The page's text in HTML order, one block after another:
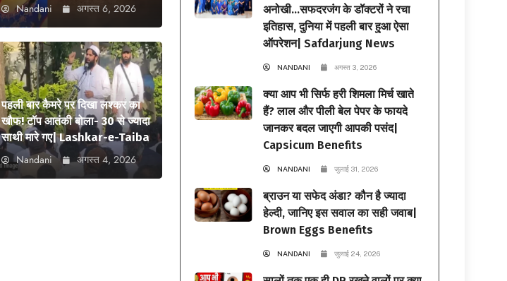
Nandani अगस्त 6, 2026
पहली बार कैमरे पर दिखा लश्कर का
खौफ! टॉप आतंकी बोला- 30 से ज्यादा
साथी मारे गए| Lashkar-e-Taiba
Nandani अगस्त 4, 2026
अनोखी…सफदरजंग के डॉक्टरों ने रचा
इतिहास, दुनिया में पहली बार हुआ ऐसा
ऑपरेशन| Safdarjung News
NANDANI अगस्त 3, 2026
क्या आप भी सिर्फ हरी शिमला मिर्च खाते
हैं? लाल और पीली बेल पेपर के फायदे
जानकर बदल जाएगी आपकी पसंद|
Capsicum Benefits
NANDANI जुलाई 31, 2026
ब्राउन या सफेद अंडा? कौन है ज्यादा
हेल्दी, जानिए इस सवाल का सही जवाब|
Brown Eggs Benefits
NANDANI जुलाई 24, 2026